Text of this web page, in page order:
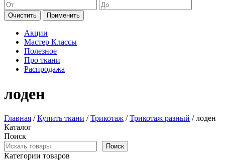
Очистить Применить
Акции
Мастер Классы
Полезное
Про ткани
Распродажа
лоден
Главная /Купить ткани /Трикотаж /Трикотаж разный / лоден
Каталог
Поиск
Поиск
Категории товаров